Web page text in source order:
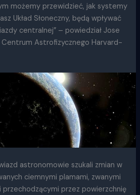
możemy przewidzieć, jak systemy
Układ Słoneczny, będą wpływać
centralnej” – powiedział Jose
Astrofizycznego Harvard-
astronomowie szukali zmian w
ciemnymi plamami, zwanymi
przechodzącymi przez powierzchnię